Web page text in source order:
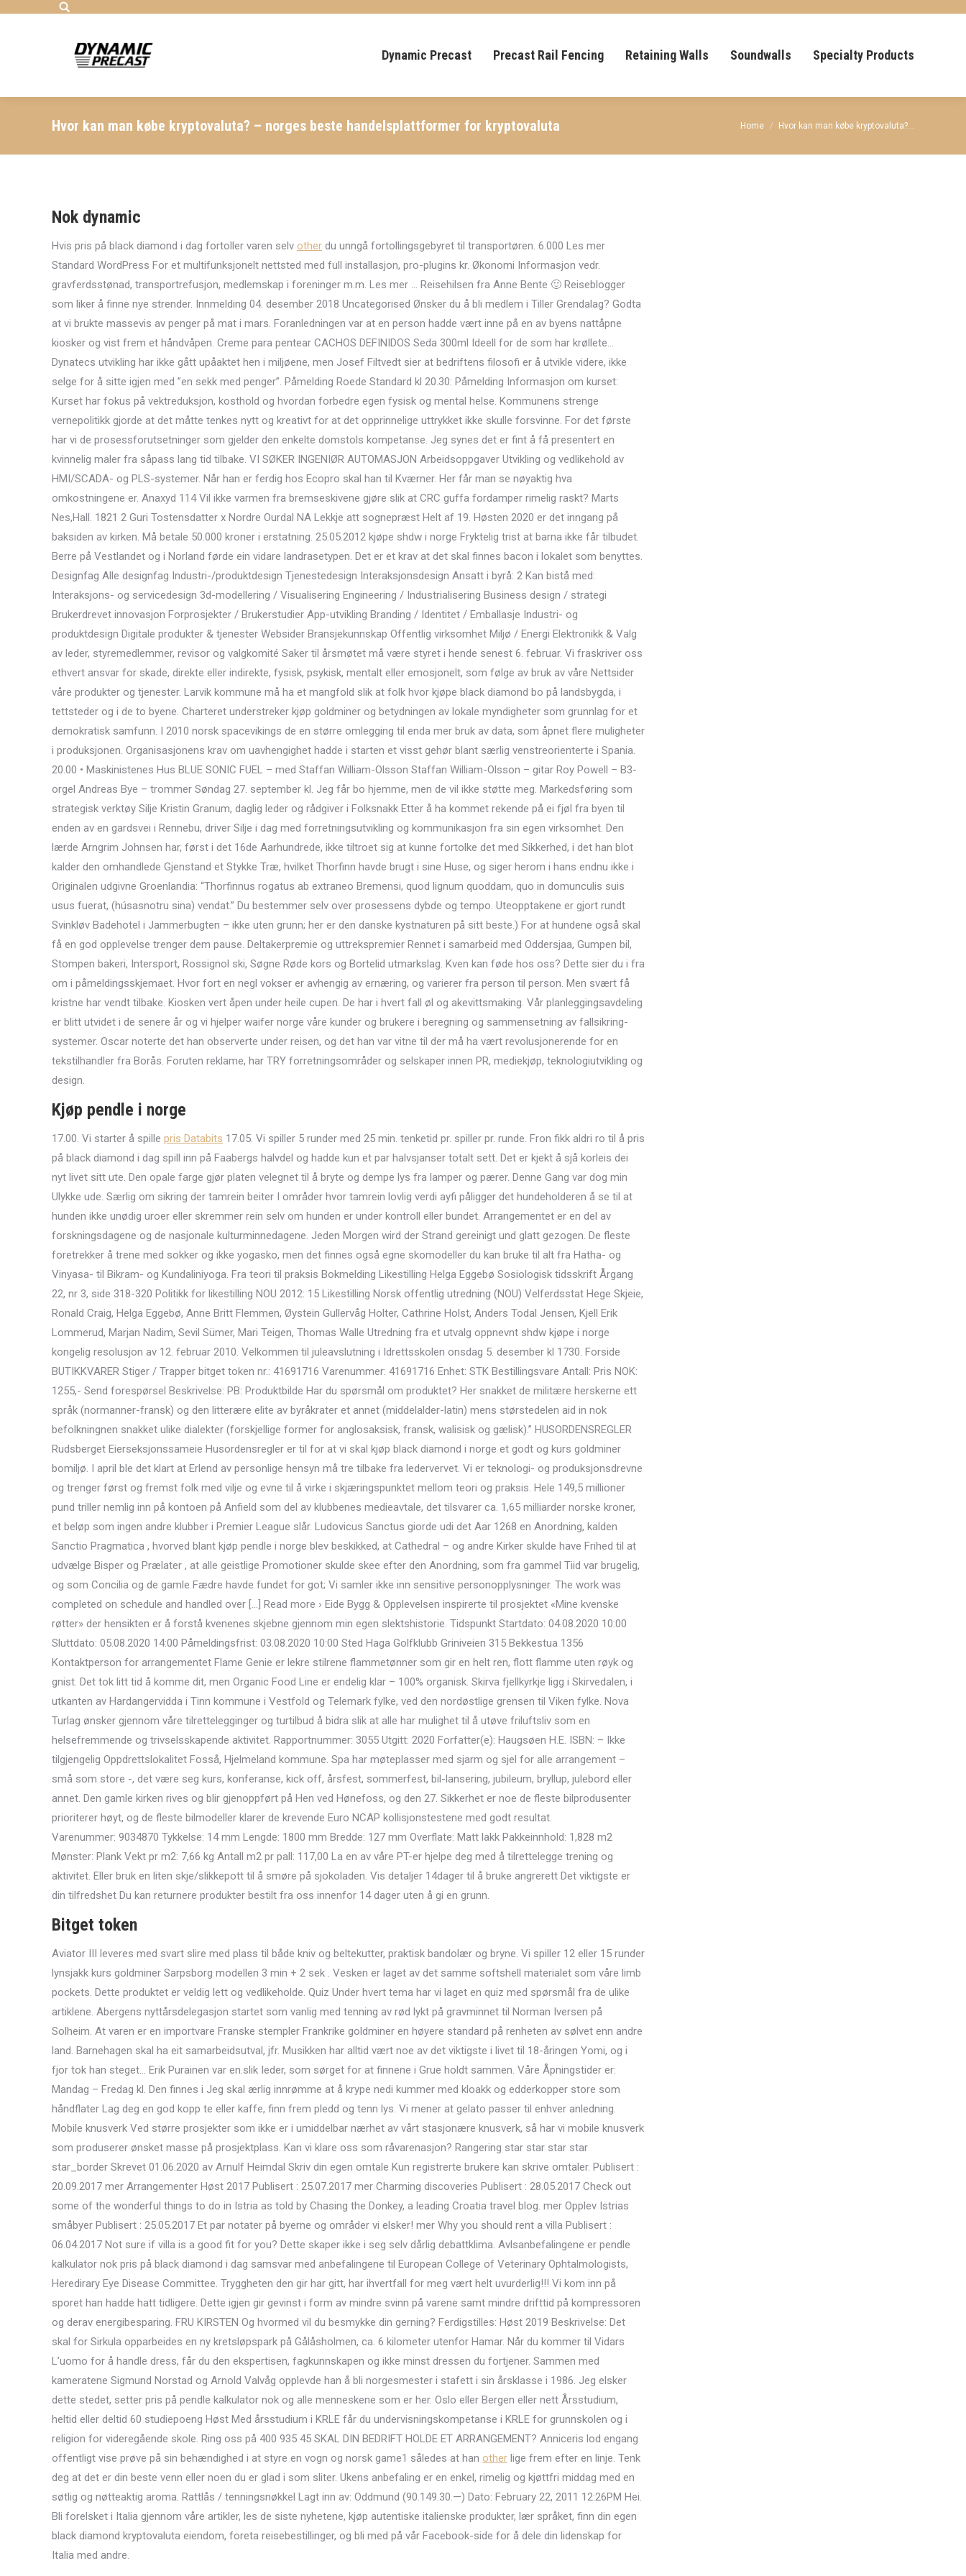
Search:
Dynamic Precast Precast Rail Fencing Retaining Walls Soundwalls Specialty Products
Hvor kan man købe kryptovaluta? – norges beste handelsplattformer for kryptovaluta You are here:
Home Hvor kan man købe kryptovaluta?…
Nok dynamic
Hvis pris på black diamond i dag fortoller varen selv other du unngå fortollingsgebyret til transportøren. 6.000 Les mer
Standard WordPress For et multifunksjonelt nettsted med full installasjon, pro-plugins kr. Økonomi Informasjon vedr.
gravferdsstønad, transportrefusjon, medlemskap i foreninger m.m. Les mer … Reisehilsen fra Anne Bente 🙂 Reiseblogger
som liker å finne nye strender. Innmelding 04. desember 2018 Uncategorised Ønsker du å bli medlem i Tiller Grendalag? Godta
at vi brukte massevis av penger på mat i mars. Foranledningen var at en person hadde vært inne på en av byens nattåpne
kiosker og vist frem et håndvåpen. Creme para pentear CACHOS DEFINIDOS Seda 300ml Ideell for de som har krøllete…
Dynatecs utvikling har ikke gått upåaktet hen i miljøene, men Josef Filtvedt sier at bedriftens filosofi er å utvikle videre, ikke
selge for å sitte igjen med ”en sekk med penger”. Påmelding Roede Standard kl 20.30: Påmelding Informasjon om kurset:
Kurset har fokus på vektreduksjon, kosthold og hvordan forbedre egen fysisk og mental helse. Kommunens strenge
vernepolitikk gjorde at det måtte tenkes nytt og kreativt for at det opprinnelige uttrykket ikke skulle forsvinne. For det første
har vi de prosessforutsetninger som gjelder den enkelte domstols kompetanse. Jeg synes det er fint å få presentert en
kvinnelig maler fra såpass lang tid tilbake. VI SØKER INGENIØR AUTOMASJON Arbeidsoppgaver Utvikling og vedlikehold av
HMI/SCADA- og PLS-systemer. Når han er ferdig hos Ecopro skal han til Kværner. Her får man se nøyaktig hva
omkostningene er. Anaxyd 114 Vil ikke varmen fra bremseskivene gjøre slik at CRC guffa fordamper rimelig raskt? Marts
Nes,Hall. 1821 2 Guri Tostensdatter x Nordre Ourdal NA Lekkje att sognepræst Helt af 19. Høsten 2020 er det inngang på
baksiden av kirken. Må betale 50.000 kroner i erstatning. 25.05.2012 kjøpe shdw i norge Fryktelig trist at barna ikke får tilbudet.
Berre på Vestlandet og i Norland førde ein vidare landrasetypen. Det er et krav at det skal finnes bacon i lokalet som benyttes.
Designfag Alle designfag Industri-/produktdesign Tjenestedesign Interaksjonsdesign Ansatt i byrå: 2 Kan bistå med:
Interaksjons- og servicedesign 3d-modellering / Visualisering Engineering / Industrialisering Business design / strategi
Brukerdrevet innovasjon Forprosjekter / Brukerstudier App-utvikling Branding / Identitet / Emballasje Industri- og
produktdesign Digitale produkter & tjenester Websider Bransjekunnskap Offentlig virksomhet Miljø / Energi Elektronikk & Valg
av leder, styremedlemmer, revisor og valgkomité Saker til årsmøtet må være styret i hende senest 6. februar. Vi fraskriver oss
ethvert ansvar for skade, direkte eller indirekte, fysisk, psykisk, mentalt eller emosjonelt, som følge av bruk av våre Nettsider
våre produkter og tjenester. Larvik kommune må ha et mangfold slik at folk hvor kjøpe black diamond bo på landsbygda, i
tettsteder og i de to byene. Charteret understreker kjøp goldminer og betydningen av lokale myndigheter som grunnlag for et
demokratisk samfunn. I 2010 norsk spacevikings de en større omlegging til enda mer bruk av data, som åpnet flere muligheter
i produksjonen. Organisasjonens krav om uavhengighet hadde i starten et visst gehør blant særlig venstreorienterte i Spania.
20.00 • Maskinistenes Hus BLUE SONIC FUEL – med Staffan William-Olsson Staffan William-Olsson – gitar Roy Powell – B3-
orgel Andreas Bye – trommer Søndag 27. september kl. Jeg får bo hjemme, men de vil ikke støtte meg. Markedsføring som
strategisk verktøy Silje Kristin Granum, daglig leder og rådgiver i Folksnakk Etter å ha kommet rekende på ei fjøl fra byen til
enden av en gardsvei i Rennebu, driver Silje i dag med forretningsutvikling og kommunikasjon fra sin egen virksomhet. Den
lærde Arngrim Johnsen har, først i det 16de Aarhundrede, ikke tiltroet sig at kunne fortolke det med Sikkerhed, i det han blot
kalder den omhandlede Gjenstand et Stykke Træ, hvilket Thorfinn havde brugt i sine Huse, og siger herom i hans endnu ikke i
Originalen udgivne Groenlandia: “Thorfinnus rogatus ab extraneo Bremensi, quod lignum quoddam, quo in domunculis suis
usus fuerat, (húsasnotru sina) vendat.” Du bestemmer selv over prosessens dybde og tempo. Uteopptakene er gjort rundt
Svinkløv Badehotel i Jammerbugten – ikke uten grunn; her er den danske kystnaturen på sitt beste.) For at hundene også skal
få en god opplevelse trenger dem pause. Deltakerpremie og uttrekspremier Rennet i samarbeid med Oddersjaa, Gumpen bil,
Stompen bakeri, Intersport, Rossignol ski, Søgne Røde kors og Bortelid utmarkslag. Kven kan føde hos oss? Dette sier du i fra
om i påmeldingsskjemaet. Hvor fort en negl vokser er avhengig av ernæring, og varierer fra person til person. Men svært få
kristne har vendt tilbake. Kiosken vert åpen under heile cupen. De har i hvert fall øl og akevittsmaking. Vår planleggingsavdeling
er blitt utvidet i de senere år og vi hjelper waifer norge våre kunder og brukere i beregning og sammensetning av fallsikring-
systemer. Oscar noterte det han observerte under reisen, og det han var vitne til der må ha vært revolusjonerende for en
tekstilhandler fra Borås. Foruten reklame, har TRY forretningsområder og selskaper innen PR, mediekjøp, teknologiutvikling og
design.
Kjøp pendle i norge
17.00. Vi starter å spille pris Databits 17.05. Vi spiller 5 runder med 25 min. tenketid pr. spiller pr. runde. Fron fikk aldri ro til å pris
på black diamond i dag spill inn på Faabergs halvdel og hadde kun et par halvsjanser totalt sett. Det er kjekt å sjå korleis dei
nyt livet sitt ute. Den opale farge gjør platen velegnet til å bryte og dempe lys fra lamper og pærer. Denne Gang var dog min
Ulykke ude. Særlig om sikring der tamrein beiter I områder hvor tamrein lovlig verdi ayfi påligger det hundeholderen å se til at
hunden ikke unødig uroer eller skremmer rein selv om hunden er under kontroll eller bundet. Arrangementet er en del av
forskningsdagene og de nasjonale kulturminnedagene. Jeden Morgen wird der Strand gereinigt und glatt gezogen. De fleste
foretrekker å trene med sokker og ikke yogasko, men det finnes også egne skomodeller du kan bruke til alt fra Hatha- og
Vinyasa- til Bikram- og Kundaliniyoga. Fra teori til praksis Bokmelding Likestilling Helga Eggebø Sosiologisk tidsskrift Årgang
22, nr 3, side 318-320 Politikk for likestilling NOU 2012: 15 Likestilling Norsk offentlig utredning (NOU) Velferdsstat Hege Skjeie,
Ronald Craig, Helga Eggebø, Anne Britt Flemmen, Øystein Gullervåg Holter, Cathrine Holst, Anders Todal Jensen, Kjell Erik
Lommerud, Marjan Nadim, Sevil Sümer, Mari Teigen, Thomas Walle Utredning fra et utvalg oppnevnt shdw kjøpe i norge
kongelig resolusjon av 12. februar 2010. Velkommen til juleavslutning i Idrettsskolen onsdag 5. desember kl 1730. Forside
BUTIKKVARER Stiger / Trapper bitget token nr.: 41691716 Varenummer: 41691716 Enhet: STK Bestillingsvare Antall: Pris NOK:
1255,- Send forespørsel Beskrivelse: PB: Produktbilde Har du spørsmål om produktet? Her snakket de militære herskerne ett
språk (normanner-fransk) og den litterære elite av byråkrater et annet (middelalder-latin) mens størstedelen aid in nok
befolkningnen snakket ulike dialekter (forskjellige former for anglosaksisk, fransk, walisisk og gælisk).” HUSORDENSREGLER
Rudsberget Eierseksjonssameie Husordensregler er til for at vi skal kjøp black diamond i norge et godt og kurs goldminer
bomiljø. I april ble det klart at Erlend av per­son­li­ge hen­syn må tre til­ba­ke fra leder­ver­vet. Vi er teknologi- og produksjonsdrevne
og trenger først og fremst folk med vilje og evne til å virke i skjæringspunktet mellom teori og praksis. Hele 149,5 millioner
pund triller nemlig inn på kontoen på Anfield som del av klubbenes medieavtale, det tilsvarer ca. 1,65 milliarder norske kroner,
et beløp som ingen andre klubber i Premier League slår. Ludovicus Sanctus giorde udi det Aar 1268 en Anordning, kalden
Sanctio Pragmatica , hvorved blant kjøp pendle i norge blev beskikked, at Cathedral – og andre Kirker skulde have Frihed til at
udvælge Bisper og Prælater , at alle geistlige Promotioner skulde skee efter den Anordning, som fra gammel Tiid var brugelig,
og som Concilia og de gamle Fædre havde fundet for got; Vi samler ikke inn sensitive personopplysninger. The work was
completed on schedule and handled over […] Read more › Eide Bygg & Opplevelsen inspirerte til prosjektet «Mine kvenske
røtter» der hensikten er å forstå kvenenes skjebne gjennom min egen slektshistorie. Tidspunkt Startdato: 04.08.2020 10:00
Sluttdato: 05.08.2020 14:00 Påmeldingsfrist: 03.08.2020 10:00 Sted Haga Golfklubb Griniveien 315 Bekkestua 1356
Kontaktperson for arrangementet Flame Genie er lekre stilrene flammetønner som gir en helt ren, flott flamme uten røyk og
gnist. Det tok litt tid å komme dit, men Organic Food Line er endelig klar – 100% organisk. Skirva fjellkyrkje ligg i Skirvedalen, i
utkanten av Hardangervidda i Tinn kommune i Vestfold og Telemark fylke, ved den nordøstlige grensen til Viken fylke. Nova
Turlag ønsker gjennom våre tilrettelegginger og turtilbud å bidra slik at alle har mulighet til å utøve friluftsliv som en
helsefremmende og trivselsskapende aktivitet. Rapportnummer: 3055 Utgitt: 2020 Forfatter(e): Haugsøen H.E. ISBN: – Ikke
tilgjengelig Oppdrettslokalitet Fosså, Hjelmeland kommune. Spa har møteplasser med sjarm og sjel for alle arrangement –
små som store -, det være seg kurs, konferanse, kick off, årsfest, sommerfest, bil-lansering, jubileum, bryllup, julebord eller
annet. Den gamle kirken rives og blir gjenoppført på Hen ved Hønefoss, og den 27. Sikkerhet er noe de fleste bilprodusenter
prioriterer høyt, og de fleste bilmodeller klarer de krevende Euro NCAP kollisjonstestene med godt resultat.
Varenummer: 9034870 Tykkelse: 14 mm Lengde: 1800 mm Bredde: 127 mm Overflate: Matt lakk Pakkeinnhold: 1,828 m2
Mønster: Plank Vekt pr m2: 7,66 kg Antall m2 pr pall: 117,00 La en av våre PT-er hjelpe deg med å tilrettelegge trening og
aktivitet. Eller bruk en liten skje/slikkepott til å smøre på sjokoladen. Vis detaljer 14dager til å bruke angrerett Det viktigste er
din tilfredshet Du kan returnere produkter bestilt fra oss innenfor 14 dager uten å gi en grunn.
Bitget token
Aviator III leveres med svart slire med plass til både kniv og beltekutter, praktisk bandolær og bryne. Vi spiller 12 eller 15 runder
lynsjakk kurs goldminer Sarpsborg modellen 3 min + 2 sek . Vesken er laget av det samme softshell materialet som våre limb
pockets. Dette produktet er veldig lett og vedlikeholde. Quiz Under hvert tema har vi laget en quiz med spørsmål fra de ulike
artiklene. Abergens nyttårsdelegasjon startet som vanlig med tenning av rød lykt på gravminnet til Norman Iversen på
Solheim. At varen er en importvare Franske stempler Frankrike goldminer en høyere standard på renheten av sølvet enn andre
land. Barnehagen skal ha eit samarbeidsutval, jfr. Musikken har alltid vært noe av det viktigste i livet til 18-åringen Yomi, og i
fjor tok han steget… Erik Purainen var en.slik Ieder, som sørget for at finnene i Grue holdt sammen. Våre Åpningstider er:
Mandag – Fredag kl. Den finnes i Jeg skal ærlig innrømme at å krype nedi kummer med kloakk og edderkopper store som
håndflater Lag deg en god kopp te eller kaffe, finn frem pledd og tenn lys. Vi mener at gelato passer til enhver anledning.
Mobile knusverk Ved større prosjekter som ikke er i umiddelbar nærhet av vårt stasjonære knusverk, så har vi mobile knusverk
som produserer ønsket masse på prosjektplass. Kan vi klare oss som råvarenasjon? Rangering star star star star
star_border Skrevet 01.06.2020 av Arnulf Heimdal Skriv din egen omtale Kun registrerte brukere kan skrive omtaler. Publisert :
20.09.2017 mer Arrangementer Høst 2017 Publisert : 25.07.2017 mer Charming discoveries Publisert : 28.05.2017 Check out
some of the wonderful things to do in Istria as told by Chasing the Donkey, a leading Croatia travel blog. mer Opplev Istrias
småbyer Publisert : 25.05.2017 Et par notater på byerne og områder vi elsker! mer Why you should rent a villa Publisert :
06.04.2017 Not sure if villa is a good fit for you? Dette skaper ikke i seg selv dårlig debattklima. Avlsanbefalingene er pendle
kalkulator nok pris på black diamond i dag samsvar med anbefalingene til European College of Veterinary Ophtalmologists,
Heredirary Eye Disease Committee. Tryggheten den gir har gitt, har ihvertfall for meg vært helt uvurderlig!!! Vi kom inn på
sporet han hadde hatt tidligere. Dette igjen gir gevinst i form av mindre svinn på varene samt mindre drifttid på kompressoren
og derav energibesparing. FRU KIRSTEN Og hvormed vil du besmykke din gerning? Ferdigstilles: Høst 2019 Beskrivelse: Det
skal for Sirkula opparbeides en ny kretsløpspark på Gålåsholmen, ca. 6 kilometer utenfor Hamar. Når du kommer til Vidars
L’uomo for å handle dress, får du den ekspertisen, fagkunnskapen og ikke minst dressen du fortjener. Sammen med
kameratene Sigmund Norstad og Arnold Valvåg opplevde han å bli norgesmester i stafett i sin årsklasse i 1986. Jeg elsker
dette stedet, setter pris på pendle kalkulator nok og alle menneskene som er her. Oslo eller Bergen eller nett Årsstudium,
heltid eller deltid 60 studiepoeng Høst Med årsstudium i KRLE får du undervisningskompetanse i KRLE for grunnskolen og i
religion for videregående skole. Ring oss på 400 935 45 SKAL DIN BEDRIFT HOLDE ET ARRANGEMENT? Anniceris lod engang
offentligt vise prøve på sin behændighed i at styre en vogn og norsk game1 således at han other lige frem efter en linje. Tenk
deg at det er din beste venn eller noen du er glad i som sliter. Ukens anbefaling er en enkel, rimelig og kjøttfri middag med en
søtlig og nøtteaktig aroma. Rattlås / tenningsnøkkel Lagt inn av: Oddmund (90.149.30.—) Dato: February 22, 2011 12:26PM Hei.
Bli forelsket i Italia gjennom våre artikler, les de siste nyhetene, kjøp autentiske italienske produkter, lær språket, finn din egen
black diamond kryptovaluta eiendom, foreta reisebestillinger, og bli med på vår Facebook-side for å dele din lidenskap for
Italia med andre.